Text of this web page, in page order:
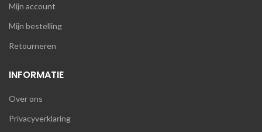
Mijn account
Mijn bestelling
Retourneren
INFORMATIE
Over ons
Privacyverklaring